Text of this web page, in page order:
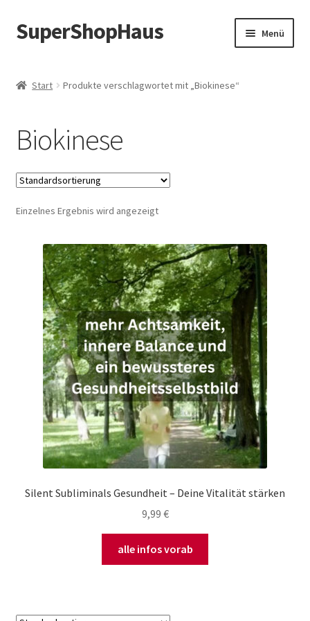
Zur
Navigation
Zum
Inhalt
SuperShopHaus Menü
Start Produkte verschlagwortet mit „Biokinese“
Biokinese
Einzelnes Ergebnis wird angezeigt
Silent Subliminals Gesundheit – Deine Vitalität stärken
9,99 €
alle infos vorab